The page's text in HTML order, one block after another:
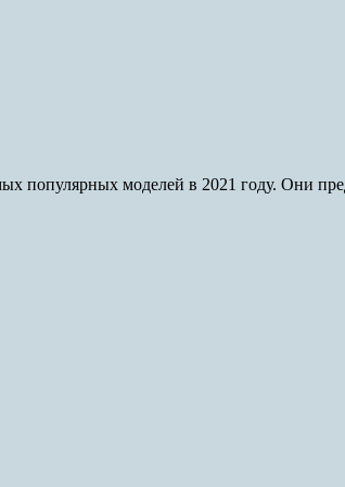
популярных моделей в 2021 году. Они